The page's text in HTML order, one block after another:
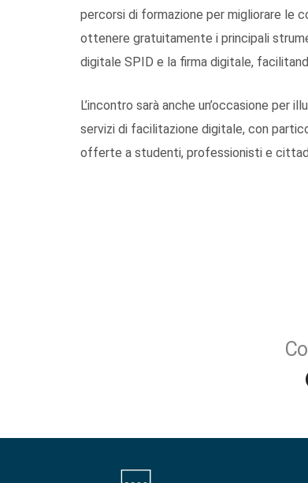
percorsi di formazione per migliorare le
ottenere gratuitamente i principali
digitale SPID e la firma digitale,
L’incontro sarà anche un’occasione
servizi di facilitazione digitale, con
offerte a studenti, professionisti e